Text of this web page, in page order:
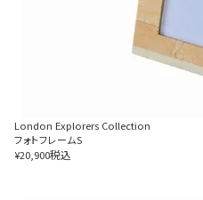
London Explorers Collection
フォトフレームS
¥20,900税込